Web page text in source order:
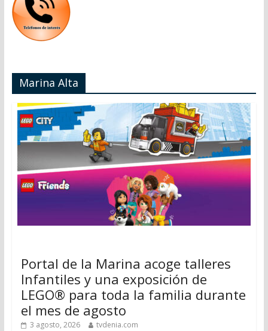
Marina Alta
Portal de la Marina acoge talleres
Infantiles y una exposición de
LEGO® para toda la familia durante
el mes de agosto
3 agosto, 2026 tvdenia.com